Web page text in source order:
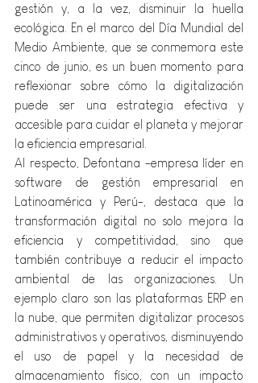
gestión y, a la vez, disminuir la huella
ecológica. En el marco del Día Mundial del
Medio Ambiente, que se conmemora este
cinco de junio, es un buen momento para
reflexionar sobre cómo la digitalización
puede ser una estrategia efectiva y
accesible para cuidar el planeta y mejorar
la eficiencia empresarial.
Al respecto, Defontana -empresa líder en
software de gestión empresarial en
Latinoamérica y Perú-, destaca que la
transformación digital no solo mejora la
eficiencia y competitividad, sino que
también contribuye a reducir el impacto
ambiental de las organizaciones. Un
ejemplo claro son las plataformas ERP en
la nube, que permiten digitalizar procesos
administrativos y operativos, disminuyendo
el uso de papel y la necesidad de
almacenamiento físico, con un impacto